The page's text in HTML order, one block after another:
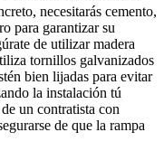
necesitarás cemento,
para garantizar su
de utilizar madera
tornillos galvanizados
bien lijadas para evitar
la instalación tú
un contratista con
de que la rampa